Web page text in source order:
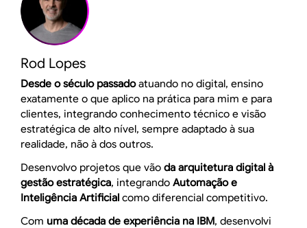
Rod Lopes
Desde o século passadoatuando no digital, ensino
exatamente o que aplico na prática para mim e para
clientes, integrando conhecimento técnico e visão
estratégica de alto nível, sempre adaptado à sua
realidade, não à dos outros.
Desenvolvo projetos que vão da arquitetura digital à
gestão estratégica, integrando Automação e
Inteligência Artificial como diferencial competitivo.
Com uma década de experiência na IBM, desenvolvi